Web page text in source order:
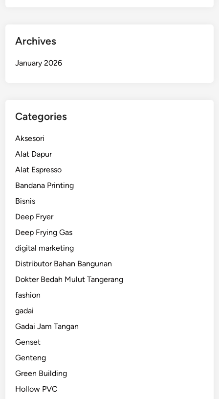
Archives
January 2026
Categories
Aksesori
Alat Dapur
Alat Espresso
Bandana Printing
Bisnis
Deep Fryer
Deep Frying Gas
digital marketing
Distributor Bahan Bangunan
Dokter Bedah Mulut Tangerang
fashion
gadai
Gadai Jam Tangan
Genset
Genteng
Green Building
Hollow PVC